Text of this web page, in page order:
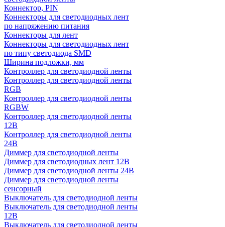
Коннектор, PIN
Коннекторы для светодиодных лент
по напряжению питания
Коннекторы для лент
Коннекторы для светодиодных лент
по типу светодиода SMD
Ширина подложки, мм
Контроллер для светодиодной ленты
Контроллер для светодиодной ленты
RGB
Контроллер для светодиодной ленты
RGBW
Контроллер для светодиодной ленты
12В
Контроллер для светодиодной ленты
24В
Диммер для светодиодной ленты
Диммер для светодиодных лент 12В
Диммер для светодиодной ленты 24В
Диммер для светодиодной ленты
сенсорный
Выключатель для светодиодной ленты
Выключатель для светодиодной ленты
12В
Выключатель для светодиодной ленты